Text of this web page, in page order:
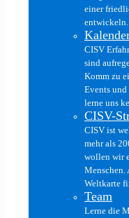
einer
entwickeln.
CISV
sind
Komm zu
Events und
lerne uns
CISV-
CISV ist
mehr als
wollen wir
Menschen.
Weltkarte
Team
Lerne die